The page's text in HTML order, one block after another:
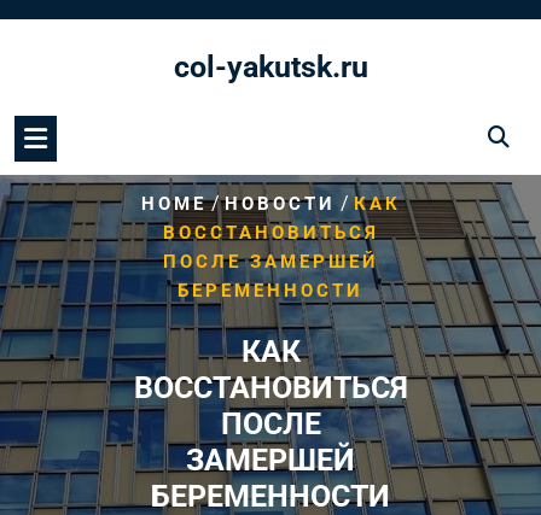
col-yakutsk.ru
HOME/НОВОСТИ /КАК
ВОССТАНОВИТЬСЯ
ПОСЛЕ ЗАМЕРШЕЙ
БЕРЕМЕННОСТИ
КАК
ВОССТАНОВИТЬСЯ
ПОСЛЕ
ЗАМЕРШЕЙ
БЕРЕМЕННОСТИ